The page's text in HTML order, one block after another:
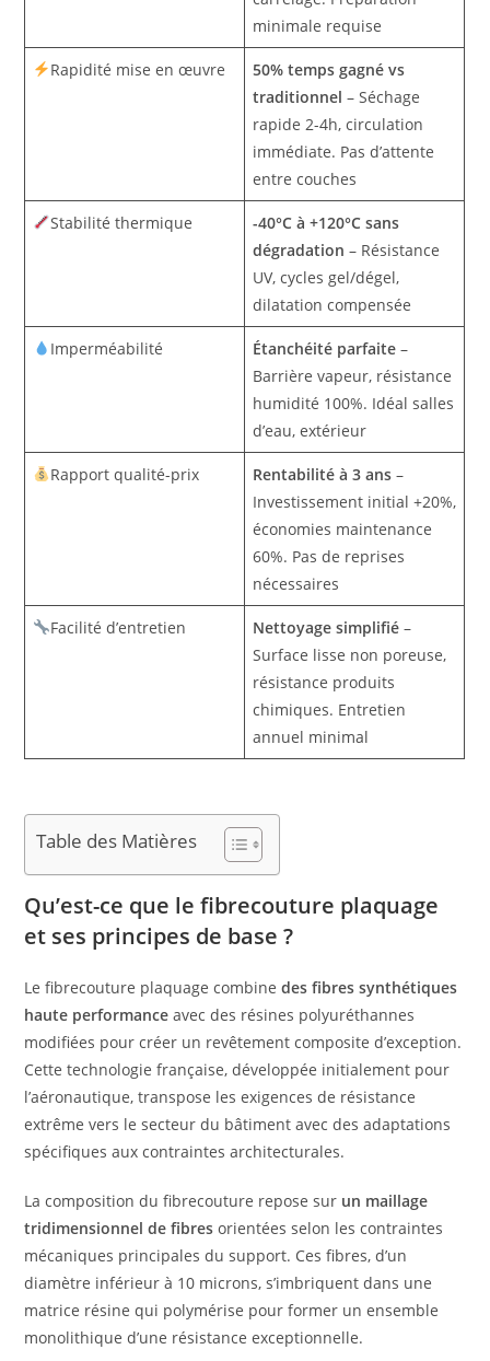
minimale requise
Rapidité mise en œuvre
50% temps gagné vs
traditionnel – Séchage
rapide 2-4h, circulation
immédiate. Pas d’attente
entre couches
Stabilité thermique
-40°C à +120°C sans
dégradation – Résistance
UV, cycles gel/dégel,
dilatation compensée
Imperméabilité Étanchéité parfaite –
Barrière vapeur, résistance
humidité 100%. Idéal salles
d’eau, extérieur
Rapport qualité-prix Rentabilité à 3 ans –
Investissement initial +20%,
économies maintenance
60%. Pas de reprises
nécessaires
Facilité d’entretien Nettoyage simplifié –
Surface lisse non poreuse,
résistance produits
chimiques. Entretien
annuel minimal
Table des Matières
Qu’est-ce que le fibrecouture plaquage
et ses principes de base ?
Le fibrecouture plaquage combinedes fibres synthétiques
haute performance avec des résines polyuréthannes
modifiées pour créer un revêtement composite d’exception.
Cette technologie française, développée initialement pour
l’aéronautique, transpose les exigences de résistance
extrême vers le secteur du bâtiment avec des adaptations
spécifiques aux contraintes architecturales.
La composition du fibrecouture repose sur un maillage
tridimensionnel de fibres orientées selon les contraintes
mécaniques principales du support. Ces fibres, d’un
diamètre inférieur à 10 microns, s’imbriquent dans une
matrice résine qui polymérise pour former un ensemble
monolithique d’une résistance exceptionnelle.